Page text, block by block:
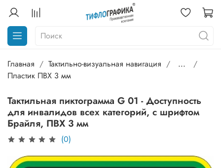
Главная Тактильно-визуальная навигация
...
Пластик ПВХ 3 мм
Тактильная пиктограмма G 01 - Доступность
для инвалидов всех категорий, с шрифтом
Брайля, ПВХ 3 мм
(0)